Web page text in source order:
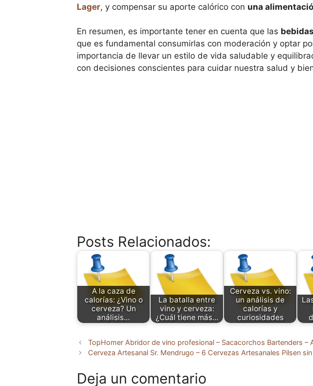
Lager, y compensar su aporte calórico con una
En resumen, es importante tener en cuenta que las
que es fundamental consumirlas con moderación y optar
importancia de llevar un estilo de vida saludable y
con decisiones conscientes para cuidar nuestra salud y
Posts Relacionados:
A la caza de
calorías: ¿Vino o
cerveza? Un
análisis…
La batalla entre
vino y cerveza:
¿Cuál tiene más…
Cerveza vs. vino:
un análisis de
calorías y
curiosidades
TopHomer Abridor de vino profesional – Sacacorchos Bartenders
Cerveza Artesanal Sr. Mendrugo – 6 Cervezas Artesanales Pilsen
Deja un comentario